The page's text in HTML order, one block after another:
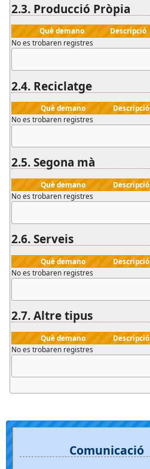
2.3. Producció Pròpia
Què demano Descripció
No es trobaren registres
2.4. Reciclatge
Què demano Descripció
No es trobaren registres
2.5.Segona mà
Què demano Descripció
No es trobaren registres
2.6.Serveis
Què demano Descripció
No es trobaren registres
2.7.Altretipus
Què demano Descripció
No es trobaren registres
Comunicació